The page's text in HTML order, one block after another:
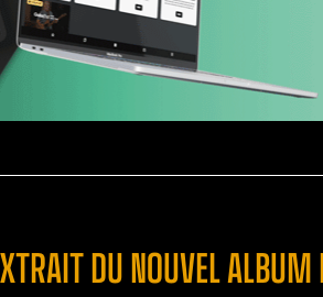
DU NOUVEL